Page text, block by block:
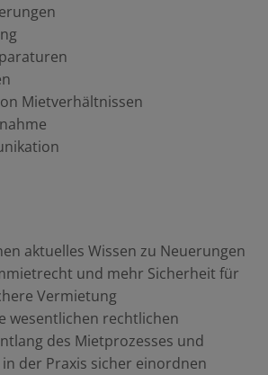
Mietverhältnissen
aktuelles Wissen zu Neuerungen
und mehr Sicherheit für
Vermietung
wesentlichen rechtlichen
des Mietprozesses und
der Praxis sicher einordnen